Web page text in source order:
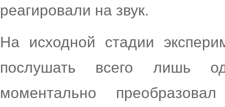
реагировали на звук.
На исходной стадии
послушать всего лишь
моментально